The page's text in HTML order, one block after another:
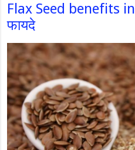
Flax Seed benefits
फायदे